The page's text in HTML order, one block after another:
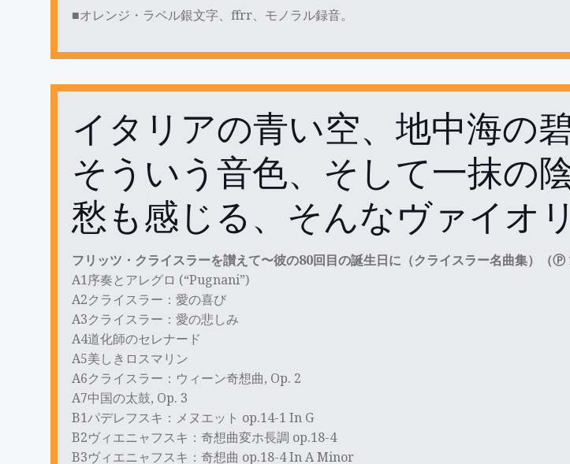
■オレンジ・ラベル銀文字、ffrr、モノラル録音。
イタリアの青い空、地中海の
そういう音色、そして一抹の
愁も感じる、そんなヴァイオ
フリッツ・クライスラーを讃えて〜彼の80回目の誕生日に（クライスラー名曲集）（
A1序奏とアレグロ (“Pugnani”)
A2クライスラー：愛の喜び
A3クライスラー：愛の悲しみ
A4道化師のセレナード
A5美しきロスマリン
A6クライスラー：ウィーン奇想曲, Op. 2
A7中国の太鼓, Op. 3
B1パデレフスキ：メヌエット op.14-1 In G
B2ヴィエニャフスキ：奇想曲変ホ長調 op.18-4
B3ヴィエニャフスキ：奇想曲 op.18-4 In A Minor